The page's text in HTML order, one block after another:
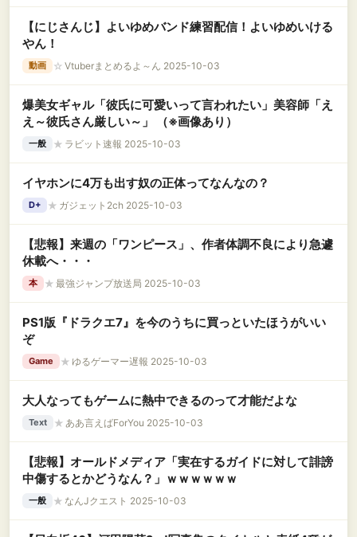
【にじさんじ】よいゆめバンド練習配信！よいゆめいける
やん！
動画 ☆ Vtuberまとめるよ～ん 2025-10-03
爆美女ギャル「彼氏に可愛いって言われたい」美容師「え
え～彼氏さん厳しい～」 （※画像あり）
一般 ★ ラビット速報 2025-10-03
イヤホンに4万も出す奴の正体ってなんなの？
D+ ★ ガジェット2ch 2025-10-03
【悲報】来週の「ワンピース」、作者体調不良により急遽
休載へ・・・
本 ★ 最強ジャンプ放送局 2025-10-03
PS1版『ドラクエ7』を今のうちに買っといたほうがいい
ぞ
Game ★ ゆるゲーマー遅報 2025-10-03
大人なってもゲームに熱中できるのって才能だよな
Text ★ ああ言えばForYou 2025-10-03
【悲報】オールドメディア「実在するガイドに対して誹謗
中傷するとかどうなん？」ｗｗｗｗｗｗ
一般 ★ なんJクエスト 2025-10-03